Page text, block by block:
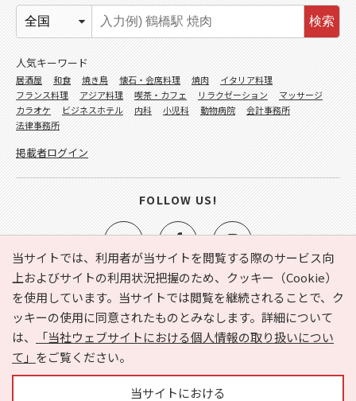
当サイトでは、利用者が当サイトを閲覧する際のサービス向
上およびサイトの利用状況把握のため、クッキー（Cookie）
を使用しています。当サイトでは閲覧を継続されることで、ク
ッキーの使用に同意されたものとみなします。詳細について
は、
「当社ウェブサイトにおける個人情報の取り扱いについ
て」 をご覧ください。
当サイトにおける
e-NAVITA（イーナビタ）とは？ お気に入り
ヘルプ
利用規約
個人情報の取り扱いについて
運営会社
サイトマップ
広告掲載に関するお問い合わせ
検索
人気キーワード
居酒屋 和食 焼き鳥 懐石・会席料理 焼肉
イタリア料理
フランス料理
アジア料理 喫茶・カフェ リラクゼーション
マッサージ
カラオケ
ビジネスホテル 内科 小児科 動物病院
会計事務所
法律事務所
掲載者ログイン
FOLLOW US!